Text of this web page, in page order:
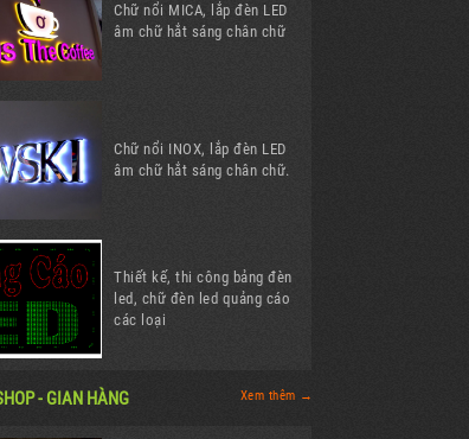
Chữ nổi MICA, lắp đèn LED
âm chữ hắt sáng chân chữ
Chữ nổi INOX, lắp đèn LED
âm chữ hắt sáng chân chữ.
Thiết kế, thi công bảng đèn
led, chữ đèn led quảng cáo
các loại
- GIAN HÀNG Xem thêm →